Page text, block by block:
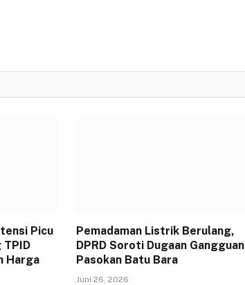
Picu
TPID
Harga
Pemadaman Listrik Berulang,
DPRD Soroti Dugaan Gangguan
Pasokan Batu Bara
Juni 26, 2026